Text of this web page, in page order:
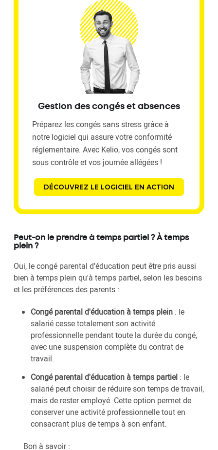
Gestion des congés et absences
Préparez les congés sans stress grâce à
notre logiciel qui assure votre conformité
réglementaire. Avec Kelio, vos congés sont
sous contrôle et vos journée allégées !
DÉCOUVREZ LE LOGICIEL EN ACTION
Peut-on le prendre à temps partiel ? À temps
plein ?
Oui, le congé parental d'éducation peut être pris aussi
bien à temps plein qu'à temps partiel, selon les besoins
et les préférences des parents :
Congé parental d'éducation à temps plein : le
salarié cesse totalement son activité
professionnelle pendant toute la durée du congé,
avec une suspension complète du contrat de
travail.
Congé parental d'éducation à temps partiel : le
salarié peut choisir de réduire son temps de travail,
mais de rester employé. Cette option permet de
conserver une activité professionnelle tout en
consacrant plus de temps à son enfant.
Bon à savoir :